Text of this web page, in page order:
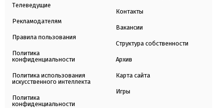
Телеведущие
Рекламодателям
Правила пользования
Политика
конфиденциальности
Политика использования
искусственного интеллекта
Политика
конфиденциальности
Контакты
Вакансии
Структура собственности
Архив
Карта сайта
Игры